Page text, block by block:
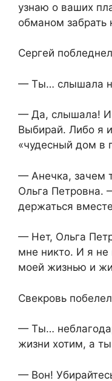
узнаю о ваших
обманом забрать
Сергей
— Ты… слышала
— Да, слышала! И
Выбирай. Либо я
«чудесный дом в
— Анечка, зачем
Ольга
держаться
— Нет, Ольга
мне никто. И я не
моей жизнью и
Свекровь
— Ты…
жизни хотим, а
— Вон!